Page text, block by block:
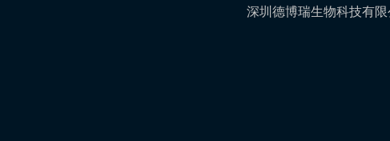
深圳德博瑞生物科技有